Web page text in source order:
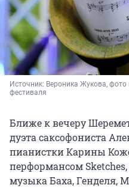
Источник: Вероника Жукова, фото
фестиваля
Ближе к вечеру
дуэта саксофониста
пианистки Карины
перформансом
музыка Баха, Генделя,